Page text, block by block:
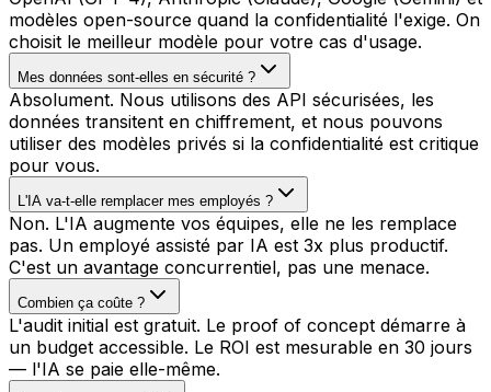
modèles open-source quand la confidentialité l'exige. On
choisit le meilleur modèle pour votre cas d'usage.
Mes données sont-elles en sécurité ?
Absolument. Nous utilisons des API sécurisées, les
données transitent en chiffrement, et nous pouvons
utiliser des modèles privés si la confidentialité est critique
pour vous.
L'IA va-t-elle remplacer mes employés ?
Non. L'IA augmente vos équipes, elle ne les remplace
pas. Un employé assisté par IA est 3x plus productif.
C'est un avantage concurrentiel, pas une menace.
Combien ça coûte ?
L'audit initial est gratuit. Le proof of concept démarre à
un budget accessible. Le ROI est mesurable en 30 jours
— l'IA se paie elle-même.